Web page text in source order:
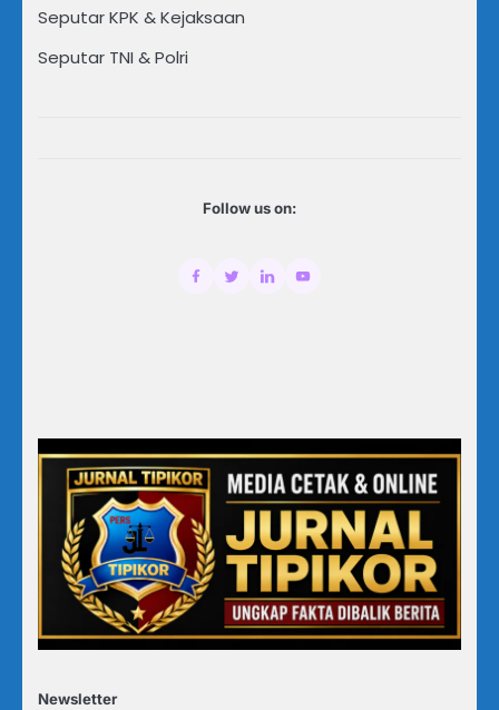
Seputar KPK & Kejaksaan
Seputar TNI & Polri
Follow us on:
Newsletter